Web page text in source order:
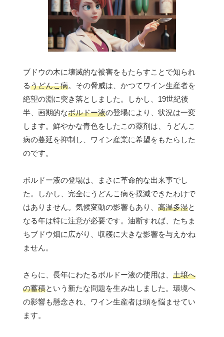
ブドウの木に壊滅的な被害をもたらすことで知られ
るうどんこ病。その脅威は、かつてワイン生産者を
絶望の淵に突き落としました。しかし、19世紀後
半、画期的なボルドー液の登場により、状況は一変
します。鮮やかな青色をしたこの薬剤は、うどんこ
病の蔓延を抑制し、ワイン産業に希望をもたらした
のです。
ボルドー液の登場は、まさに革命的な出来事でし
た。しかし、完全にうどんこ病を撲滅できたわけで
はありません。気候変動の影響もあり、 高温多湿と
なる年は特に注意が必要です。油断すれば、たちま
ちブドウ畑に広がり、収穫に大きな影響を与えかね
ません。
さらに、長年にわたるボルドー液の使用は、 土壌へ
の蓄積という新たな問題を生み出しました。環境へ
の影響も懸念され、ワイン生産者は頭を悩ませてい
ます。